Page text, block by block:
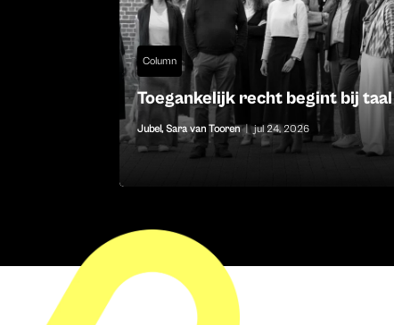
Column
Toegankelijk recht begint bij taal
Jubel,Sara van Tooren | jul 24, 2026